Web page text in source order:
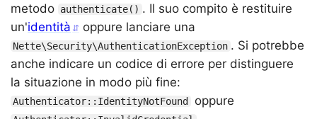
metodo authenticate() . Il suo compito è restituire
un'identità oppure lanciare una
Nette\Security\AuthenticationException . Si potrebbe
anche indicare un codice di errore per distinguere
la situazione in modo più fine:
Authenticator::IdentityNotFound oppure